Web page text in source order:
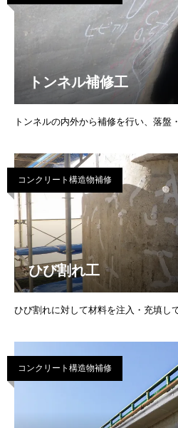
トンネル補修工
トンネルの内外から補修を行い、落盤
コンクリート構造物補修
ひび割れ工
ひび割れに対して材料を注入・充填し
コンクリート構造物補修